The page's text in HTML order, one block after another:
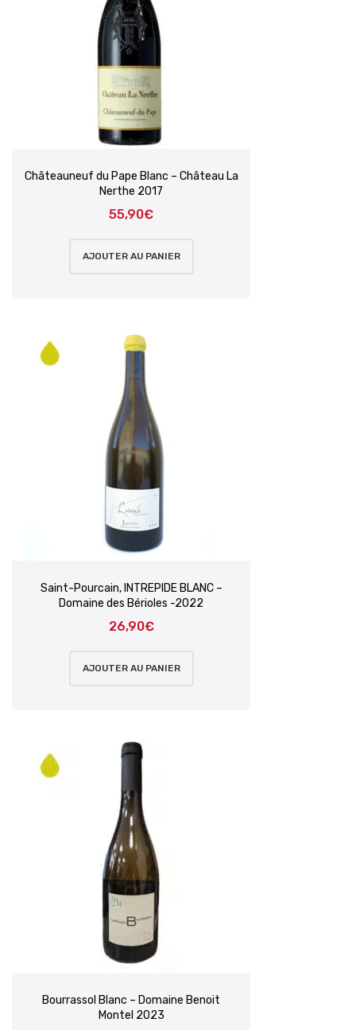
Châteauneuf du Pape Blanc – Château La
Nerthe 2017
55,90€
AJOUTER AU PANIER
Saint-Pourcain, INTREPIDE BLANC –
Domaine des Bérioles -2022
26,90€
AJOUTER AU PANIER
Bourrassol Blanc – Domaine Benoit
Montel 2023